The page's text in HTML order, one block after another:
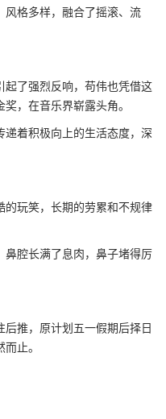
格多样，融合了摇滚、流
了强烈反响，苟伟也凭借这
，在音乐界崭露头角。
着积极向上的生活态度，深
玩笑，长期的劳累和不规律
腔长满了息肉，鼻子堵得厉
推，原计划五一假期后择日
止。